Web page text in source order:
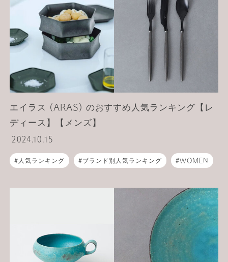
エイラス (ARAS) のおすすめ人気ランキング【レ
ディース】【メンズ】
2024.10.15
人気ランキング ブランド別人気ランキング WOMEN